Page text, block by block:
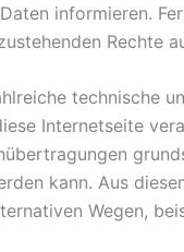
informieren.
Rechte
technische
Internetseite
kann. Aus
Wegen,